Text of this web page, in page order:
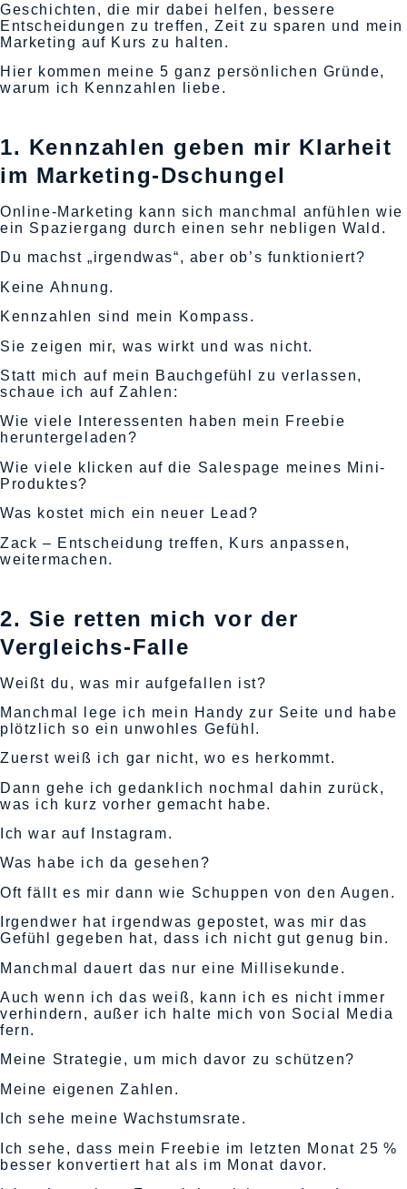
Geschichten, die mir dabei helfen, bessere
Entscheidungen zu treffen, Zeit zu sparen und mein
Marketing auf Kurs zu halten.
Hier kommen meine 5 ganz persönlichen Gründe,
warum ich Kennzahlen liebe.
1. Kennzahlen geben mir Klarheit
im Marketing-Dschungel
Online-Marketing kann sich manchmal anfühlen wie
ein Spaziergang durch einen sehr nebligen Wald.
Du machst „irgendwas“, aber ob’s funktioniert?
Keine Ahnung.
Kennzahlen sind mein Kompass.
Sie zeigen mir, was wirkt und was nicht.
Statt mich auf mein Bauchgefühl zu verlassen,
schaue ich auf Zahlen:
Wie viele Interessenten haben mein Freebie
heruntergeladen?
Wie viele klicken auf die Salespage meines Mini-
Produktes?
Was kostet mich ein neuer Lead?
Zack – Entscheidung treffen, Kurs anpassen,
weitermachen.
2. Sie retten mich vor der
Vergleichs-Falle
Weißt du, was mir aufgefallen ist?
Manchmal lege ich mein Handy zur Seite und habe
plötzlich so ein unwohles Gefühl.
Zuerst weiß ich gar nicht, wo es herkommt.
Dann gehe ich gedanklich nochmal dahin zurück,
was ich kurz vorher gemacht habe.
Ich war auf Instagram.
Was habe ich da gesehen?
Oft fällt es mir dann wie Schuppen von den Augen.
Irgendwer hat irgendwas gepostet, was mir das
Gefühl gegeben hat, dass ich nicht gut genug bin.
Manchmal dauert das nur eine Millisekunde.
Auch wenn ich das weiß, kann ich es nicht immer
verhindern, außer ich halte mich von Social Media
fern.
Meine Strategie, um mich davor zu schützen?
Meine eigenen Zahlen.
Ich sehe meine Wachstumsrate.
Ich sehe, dass mein Freebie im letzten Monat 25 %
besser konvertiert hat als im Monat davor.